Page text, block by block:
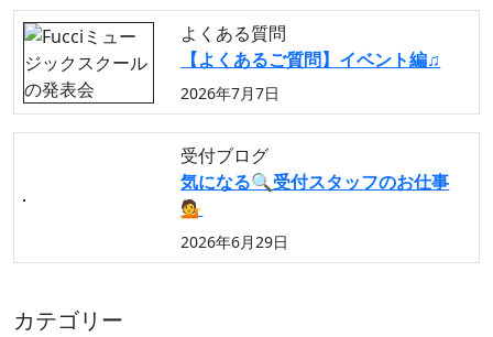
よくある質問
【よくあるご質問】イベント編♫
2026年7月7日
受付ブログ
気になる🔍️受付スタッフのお仕事
💁
2026年6月29日
カテゴリー